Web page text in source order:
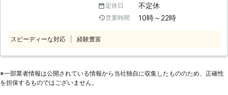
い！そんなときは再生サービスがおす
すめ 故障やウイルスの感染などのト
たい」というとき、お使いのパソコン
す！ メモリの増設やSSD化など、パ
ズ。「作業がサクサク進められな
のではないでしょうか。 しかし、そ
んなパソコンも故障や悪意のあるスパ
ことがあります。 「パソコンをいつ
みたいな表示が出るぞ」 こんな風に
定休日 不定休
営業時間 10時～22時
スピーディーな対応 経験豊富
※⼀部業者情報は公開されている情報から当社独⾃に収集したもののため、正確性
を担保するものではございません。